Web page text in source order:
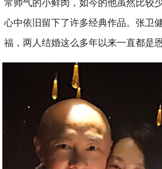
常帅气的小鲜肉，如今的他虽然比较
心中依旧留下了许多经典作品。张卫
福，两人结婚这么多年以来一直都是